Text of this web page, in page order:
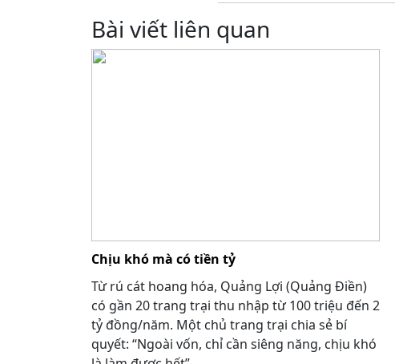
Bài viết liên quan
Chịu khó mà có tiền tỷ
Từ rú cát hoang hóa, Quảng Lợi (Quảng Điền)
có gần 20 trang trại thu nhập từ 100 triệu đến 2
tỷ đồng/năm. Một chủ trang trại chia sẻ bí
quyết: “Ngoài vốn, chỉ cần siêng năng, chịu khó